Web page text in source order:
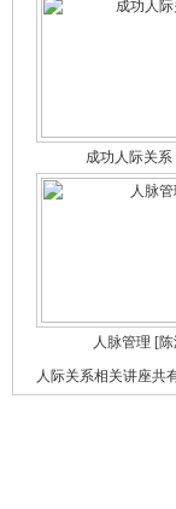
成功人际关系
人脉管理 [
人际关系相关讲座共